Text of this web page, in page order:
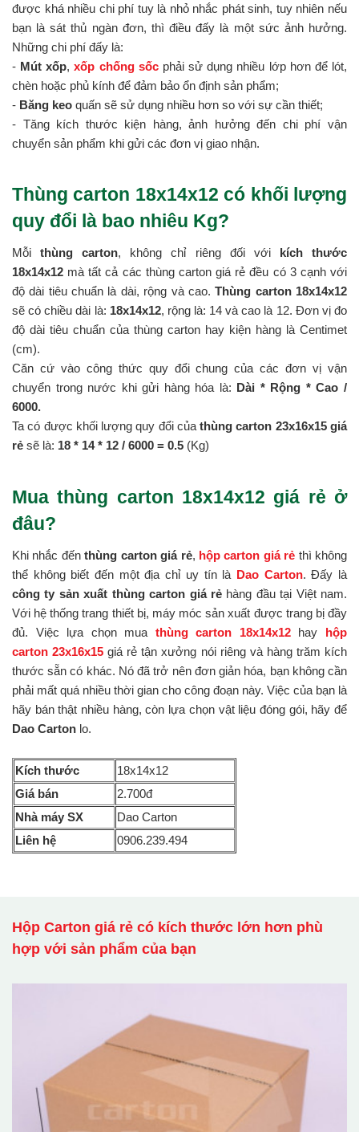
được khá nhiều chi phí tuy là nhỏ nhắc phát sinh, tuy nhiên nếu
bạn là sát thủ ngàn đơn, thì điều đấy là một sức ảnh hưởng.
Những chi phí đấy là:
- Mút xốp,xốp chống sốcphải sử dụng nhiều lớp hơn để lót,
chèn hoặc phủ kính để đảm bảo ổn định sản phẩm;
- Băng keo quấn sẽ sử dụng nhiều hơn so với sự cần thiết;
- Tăng kích thước kiện hàng, ảnh hưởng đến chi phí vận
chuyển sản phẩm khi gửi các đơn vị giao nhận.
Thùng carton 18x14x12 có khối lượng
quy đổi là bao nhiêu Kg?
Mỗithùng carton, không chỉ riêng đối với kích thước
18x14x12 mà tất cả các thùng carton giá rẻ đều có 3 cạnh với
độ dài tiêu chuẩn là dài, rộng và cao.Thùng carton 18x14x12
sẽ có chiều dài là: 18x14x12, rộng là: 14 và cao là 12. Đơn vị đo
độ dài tiêu chuẩn của thùng carton hay kiện hàng là Centimet
(cm).
Căn cứ vào công thức quy đổi chung của các đơn vị vận
chuyển trong nước khi gửi hàng hóa là: Dài * Rộng * Cao /
6000.
Ta có được khối lượng quy đổi củathùng carton 23x16x15 giá
rẻ sẽ là: 18 * 14 * 12 / 6000 = 0.5 (Kg)
Mua thùng carton 18x14x12 giá rẻ ở
đâu?
Khi nhắc đếnthùng carton giá rẻ, hộp carton giá rẻ thì không
thể không biết đến một địa chỉ uy tín là Dao Carton. Đấy là
công ty sản xuất thùng carton giá rẻhàng đầu tại Việt nam.
Với hệ thống trang thiết bị, máy móc sản xuất được trang bị đầy
đủ. Việc lựa chọn mua thùng carton 18x14x12hay hộp
carton 23x16x15 giá rẻ tận xưởng nói riêng và hàng trăm kích
thước sẵn có khác. Nó đã trở nên đơn giản hóa, bạn không cần
phải mất quá nhiều thời gian cho công đoạn này. Việc của bạn là
hãy bán thật nhiều hàng, còn lựa chọn vật liệu đóng gói, hãy để
Dao Carton lo.
Kích thước
18x14x12
Giá bán
2.700đ
Nhà máy SX
Dao Carton
Liên hệ
0906.239.494
Hộp Carton giá rẻ có kích thước lớn hơn phù
hợp với sản phẩm của bạn